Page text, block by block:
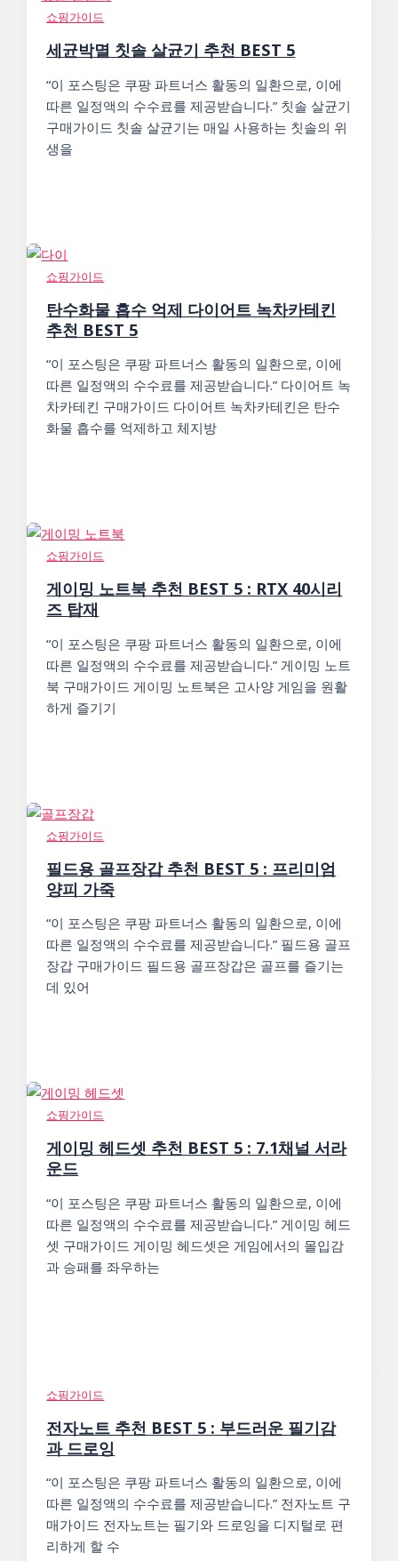
쇼핑가이드
세균박멸 칫솔 살균기 추천 BEST 5
“이 포스팅은 쿠팡 파트너스 활동의 일환으로, 이에
따른 일정액의 수수료를 제공받습니다.” 칫솔 살균기
구매가이드 칫솔 살균기는 매일 사용하는 칫솔의 위
생을
쇼핑가이드
탄수화물 흡수 억제 다이어트 녹차카테킨
추천 BEST 5
“이 포스팅은 쿠팡 파트너스 활동의 일환으로, 이에
따른 일정액의 수수료를 제공받습니다.” 다이어트 녹
차카테킨 구매가이드 다이어트 녹차카테킨은 탄수
화물 흡수를 억제하고 체지방
쇼핑가이드
게이밍 노트북 추천 BEST 5 : RTX 40시리
즈 탑재
“이 포스팅은 쿠팡 파트너스 활동의 일환으로, 이에
따른 일정액의 수수료를 제공받습니다.” 게이밍 노트
북 구매가이드 게이밍 노트북은 고사양 게임을 원활
하게 즐기기
쇼핑가이드
필드용 골프장갑 추천 BEST 5 : 프리미엄
양피 가죽
“이 포스팅은 쿠팡 파트너스 활동의 일환으로, 이에
따른 일정액의 수수료를 제공받습니다.” 필드용 골프
장갑 구매가이드 필드용 골프장갑은 골프를 즐기는
데 있어
쇼핑가이드
게이밍 헤드셋 추천 BEST 5 : 7.1채널 서라
운드
“이 포스팅은 쿠팡 파트너스 활동의 일환으로, 이에
따른 일정액의 수수료를 제공받습니다.” 게이밍 헤드
셋 구매가이드 게이밍 헤드셋은 게임에서의 몰입감
과 승패를 좌우하는
쇼핑가이드
전자노트 추천 BEST 5 : 부드러운 필기감
과 드로잉
“이 포스팅은 쿠팡 파트너스 활동의 일환으로, 이에
따른 일정액의 수수료를 제공받습니다.” 전자노트 구
매가이드 전자노트는 필기와 드로잉을 디지털로 편
리하게 할 수